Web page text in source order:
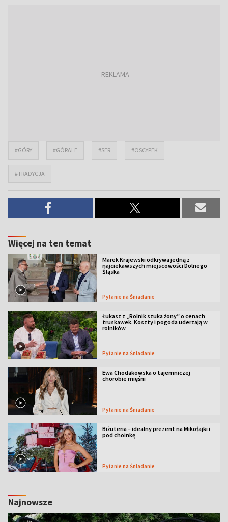
#GÓRY #GÓRALE #SER #OSCYPEK
#TRADYCJA
Więcej na ten temat
Marek Krajewski odkrywa jedną z
najciekawszych miejscowości Dolnego
Śląska
Pytanie na Śniadanie
Łukasz z „Rolnik szuka żony” o cenach
truskawek. Koszty i pogoda uderzają w
rolników
Pytanie na Śniadanie
Ewa Chodakowska o tajemniczej
chorobie mięśni
Pytanie na Śniadanie
Biżuteria – idealny prezent na Mikołajki i
pod choinkę
Pytanie na Śniadanie
Najnowsze